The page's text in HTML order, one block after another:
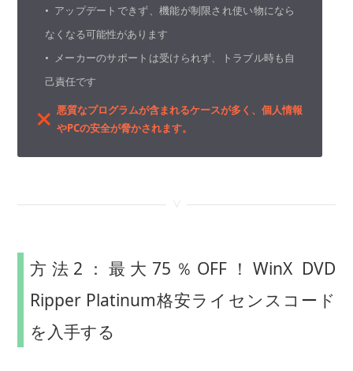
• アップデートできず、機能が制限され使い物になら
なくなる可能性があります
• メーカーのサポートは受けられず、トラブル時も自
己責任です
悪質なプログラムが含まれるケースが多く、個人情報
やPCの安全が脅かされます。
方法2：最大75％OFF！WinX DVD
Ripper Platinum格安ライセンスコード
を入手する